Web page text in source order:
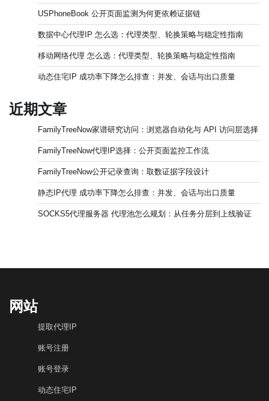
USPhoneBook 公开页面监测为何更依赖证据链
数据中心代理IP 怎么选：代理类型、轮换策略与稳定性指南
移动网络代理 怎么选：代理类型、轮换策略与稳定性指南
动态住宅IP 成功率下降怎么排查：并发、会话与出口质量
近期文章
FamilyTreeNow家谱研究访问：浏览器自动化与 API 访问层选择
FamilyTreeNow代理IP选择：公开页面监控工作流
FamilyTreeNow公开记录查询：取数证据字段设计
静态IP代理 成功率下降怎么排查：并发、会话与出口质量
SOCKS5代理服务器 代理池怎么规划：从任务分层到上线验证
网站
提取代理IP
账号注册
账号登录
动态住宅IP